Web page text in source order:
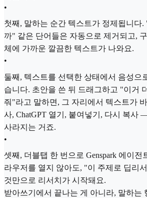
•
첫째, 말하는 순간 텍스트가 정제됩니다
까" 같은 단어들은 자동으로 제거되고,
체에 가까운 깔끔한 텍스트가 나와요.
•
둘째, 텍스트를 선택한 상태에서 음성으
습니다. 초안을 쓴 뒤 드래그하고 "이거
줘"라고 말하면, 그 자리에서 텍스트가
사, ChatGPT 열기, 붙여넣기, 다시 복사
사라지는 거죠.
•
셋째, 더블탭 한 번으로 Genspark 에이전
라우저를 열지 않아도, "이 주제로 딥리
것만으로 리서치가 시작돼요.
받아쓰기에서 끝나는 게 아니라, 말하는